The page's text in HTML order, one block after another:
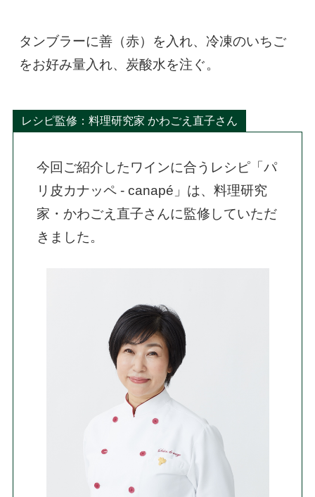
タンブラーに善（赤）を入れ、冷凍のいちご
をお好み量入れ、炭酸水を注ぐ。
レシピ監修：料理研究家 かわごえ直子さん
今回ご紹介したワインに合うレシピ「パ
リ皮カナッペ - canapé」は、料理研究
家・かわごえ直子さんに監修していただ
きました。